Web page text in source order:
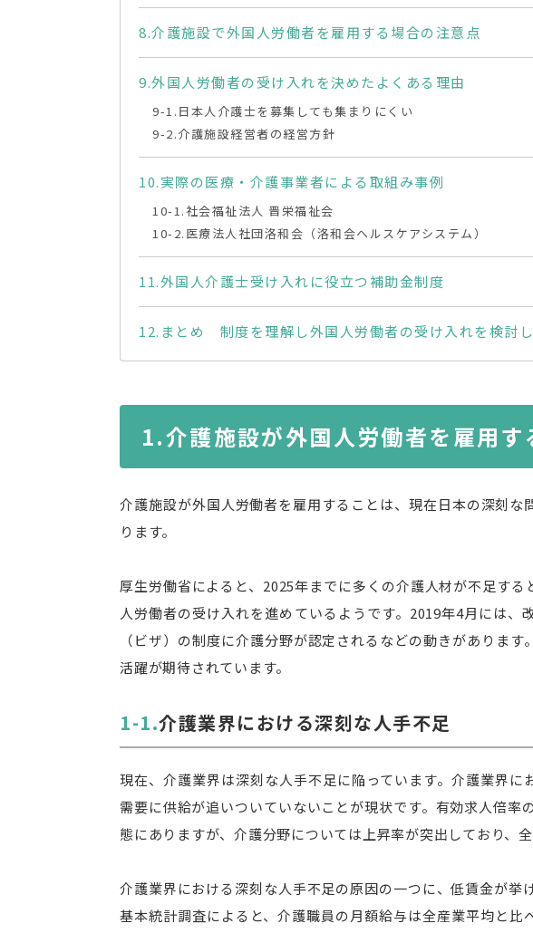
介護施設で外国人労働者を雇用する場合の注意点
外国人労働者の受け入れを決めたよくある理由
日本人介護士を募集しても集まりにくい
介護施設経営者の経営方針
実際の医療・介護事業者による取組み事例
社会福祉法人 晋栄福祉会
医療法人社団洛和会（洛和会ヘルスケアシステム）
外国人介護士受け入れに役立つ補助金制度
まとめ 制度を理解し外国人労働者の受け入れを検討
介護施設が外国人労働者を雇用す
介護施設が外国人労働者を雇用することは、現在日本の深刻
ります。
厚生労働省によると、2025年までに多くの介護人材が不足す
人労働者の受け入れを進めているようです。2019年4月には
（ビザ）の制度に介護分野が認定されるなどの動きがありま
活躍が期待されています。
介護業界における深刻な人手不足
現在、介護業界は深刻な人手不足に陥っています。介護業界に
需要に供給が追いついていないことが現状です。有効求人倍率
態にありますが、介護分野については上昇率が突出しており、
介護業界における深刻な人手不足の原因の一つに、低賃金が挙
基本統計調査によると、介護職員の月額給与は全産業平均と比